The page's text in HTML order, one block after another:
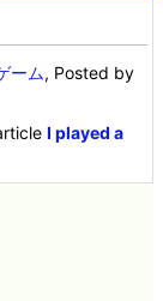
ーム, Posted by
I played a